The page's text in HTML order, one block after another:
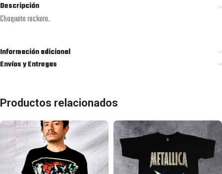
Descripción
Chaqueta rockera.
Información adicional
Envíos y Entregas
Productos relacionados